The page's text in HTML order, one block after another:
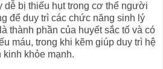
dễ bị thiếu hụt trong cơ thể người
để duy trì các chức năng sinh lý
thành phần của huyết sắc tố và có
máu, trong khi kẽm giúp duy trì hệ
kinh khỏe mạnh.